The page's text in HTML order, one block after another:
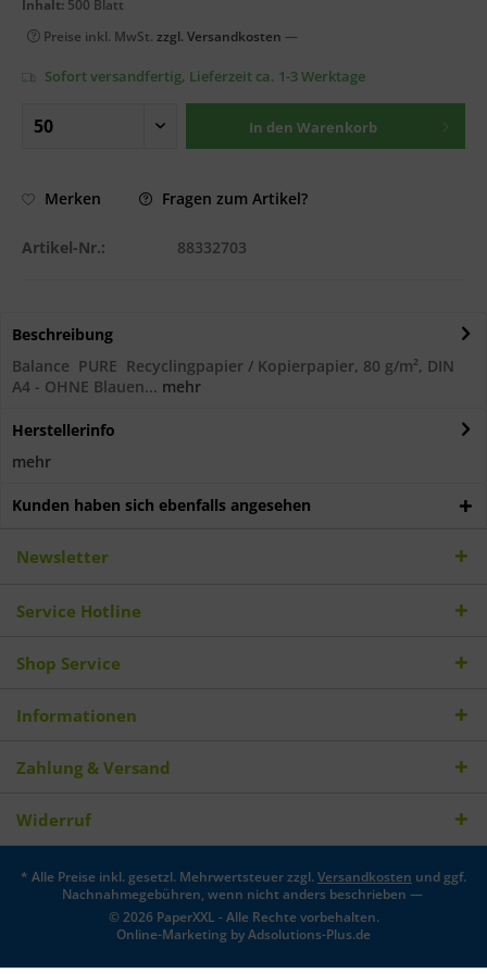
Inhalt: 500 Blatt
Preise inkl. MwSt. zzgl. Versandkosten —
Sofort versandfertig, Lieferzeit ca. 1-3 Werktage
In den Warenkorb
Merken Fragen zum Artikel?
Artikel-Nr.: 88332703
Beschreibung
Balance PURE Recyclingpapier / Kopierpapier, 80 g/m², DIN
A4 - OHNE Blauen... mehr
Herstellerinfo
mehr
Kunden haben sich ebenfalls angesehen
Newsletter
Service Hotline
Shop Service
Informationen
Zahlung & Versand
Widerruf
* Alle Preise inkl. gesetzl. Mehrwertsteuer zzgl.Versandkosten und ggf.
Nachnahmegebühren, wenn nicht anders beschrieben —
© 2026 PaperXXL - Alle Rechte vorbehalten.
Online-Marketing byAdsolutions-Plus.de